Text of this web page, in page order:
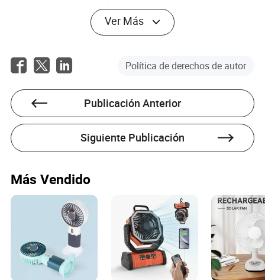
muestra la segunda ola
ventiladores portátiles es fuertemente de cola larga. La
gente busca el mejor ventilador portátil para
desplazamientos, ventilador silencioso para escritorio en
la oficina, ventilador de cuello para conciertos al aire libre,
ventilador con larga duración de batería, ventilador para
sofocos y ventilador con clip para cochecito o viaje.
Esas consultas muestran que los compradores no solo
preguntan qué ventilador es popular. Están tratando de
mapear un formato de producto a una situación
estresante. El contenido que organiza los ventiladores por
escenario servirá mejor a la intención de búsqueda que el
contenido que simplemente clasifica diez modelos
similares.
También hay demanda de SEO en torno al mantenimiento
Ver Más
Política de derechos de autor
Publicación Anterior
Siguiente Publicación
Más Vendido